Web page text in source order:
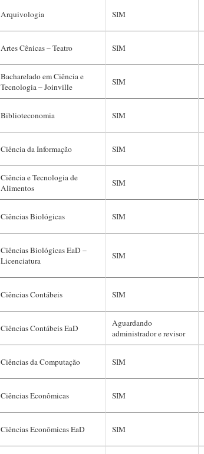
Arquivologia SIM
Artes Cênicas – Teatro SIM
Bacharelado em Ciência e
Tecnologia – Joinville
SIM
Biblioteconomia SIM
Ciência da Informação SIM
Ciência e Tecnologia de
Alimentos
SIM
Ciências Biológicas SIM
Ciências Biológicas EaD –
Licenciatura
SIM
Ciências Contábeis SIM
Ciências Contábeis EaD
Aguardando
administrador e revisor
Ciências da Computação SIM
Ciências Econômicas SIM
Ciências Econômicas EaD SIM